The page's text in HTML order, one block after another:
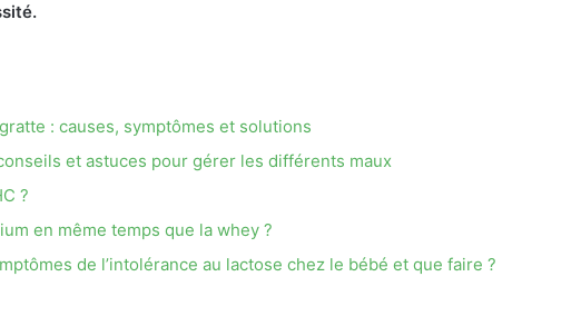
: causes, symptômes et solutions
et astuces pour gérer les différents maux
?
en même temps que la whey ?
de l’intolérance au lactose chez le bébé et que faire ?